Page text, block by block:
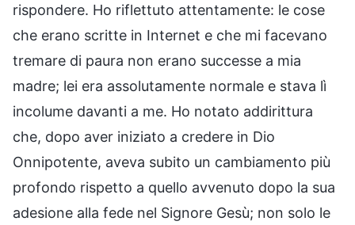
rispondere. Ho riflettuto attentamente: le cose
che erano scritte in Internet e che mi facevano
tremare di paura non erano successe a mia
madre; lei era assolutamente normale e stava lì
incolume davanti a me. Ho notato addirittura
che, dopo aver iniziato a credere in Dio
Onnipotente, aveva subito un cambiamento più
profondo rispetto a quello avvenuto dopo la sua
adesione alla fede nel Signore Gesù; non solo le